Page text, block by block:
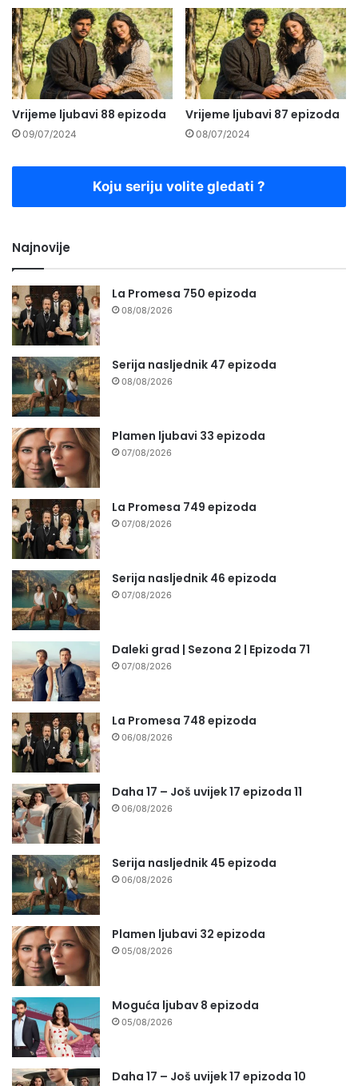
Vrijeme ljubavi 88 epizoda
09/07/2024
Vrijeme ljubavi 87 epizoda
08/07/2024
Koju seriju volite gledati ?
Najnovije
La Promesa 750 epizoda
08/08/2026
Serija nasljednik 47 epizoda
08/08/2026
Plamen ljubavi 33 epizoda
07/08/2026
La Promesa 749 epizoda
07/08/2026
Serija nasljednik 46 epizoda
07/08/2026
Daleki grad | Sezona 2 | Epizoda 71
07/08/2026
La Promesa 748 epizoda
06/08/2026
Daha 17 – Još uvijek 17 epizoda 11
06/08/2026
Serija nasljednik 45 epizoda
06/08/2026
Plamen ljubavi 32 epizoda
05/08/2026
Moguća ljubav 8 epizoda
05/08/2026
Daha 17 – Još uvijek 17 epizoda 10